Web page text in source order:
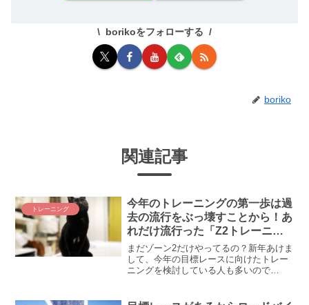
borikoをフォローする
boriko
関連記事
トレーニング
今年のトレーニングの第一歩は過
去の流行をぶっ壊すことから！あ
れだけ流行った「Z2トレーニン
グ」にGCNが”待った”をかけて
います
まだゾーン2だけやってるの？新年あけま
して、今年の目標レースに向けたトレー
ニングを検討している人も多いので